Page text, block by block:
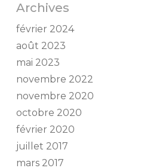
Archives
février 2024
août 2023
mai 2023
novembre 2022
novembre 2020
octobre 2020
février 2020
juillet 2017
mars 2017